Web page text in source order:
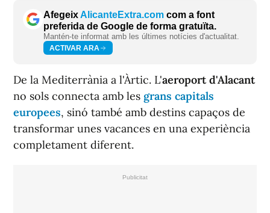
AfegeixAlicanteExtra.com com a font
preferida de Google de forma gratuïta.
Mantén-te informat amb les últimes notícies d'actualitat.
ACTIVAR ARA
De la Mediterrània a l'Àrtic. L'aeroport d'Alacant
no sols connecta amb les grans capitals
europees, sinó també amb destins capaços de
transformar unes vacances en una experiència
completament diferent.